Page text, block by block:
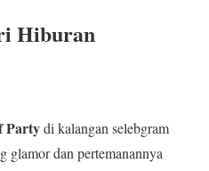
Hiburan
Partydi kalangan selebgram
dan pertemanannya